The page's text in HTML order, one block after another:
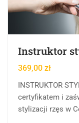
Instruktor
369,00 zł
INSTRUKTOR
certyfikatem i
stylizacji rzęs w